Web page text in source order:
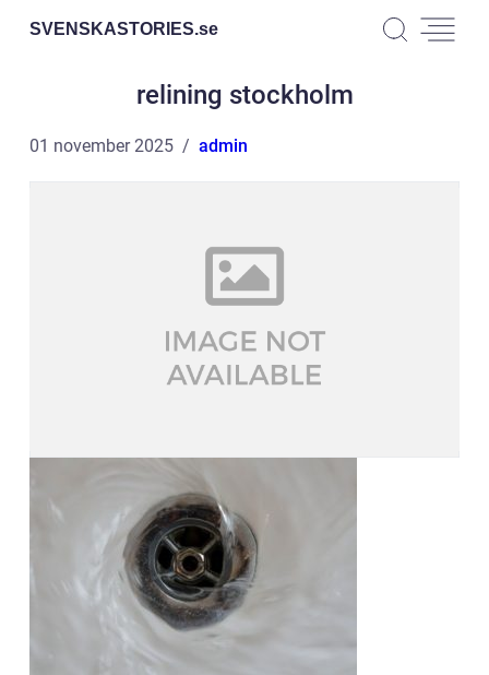
SVENSKASTORIES.se
relining stockholm
01 november 2025 admin